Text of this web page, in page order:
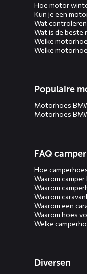
Hoe motor
Kun je een
Wat controleren
Wat is de beste
Welke
Welke
Populaire
Motorhoes
Motorhoes
FAQ
Hoe
Waarom camper
Waarom
Waarom
Waarom een
Waarom hoes
Welke
Diversen